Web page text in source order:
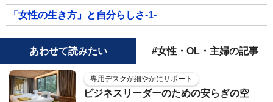
「女性の生き方」と自分らしさ-1-
あわせて読みたい #女性・OL・主婦の記事
専用デスクが細やかにサポート
ビジネスリーダーのための安らぎの空